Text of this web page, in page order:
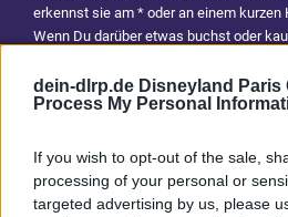
dein-dlrp.de Disneyland Paris
Process My Personal
If you wish to opt-out of the sale,
processing of your personal or
targeted advertising by us, please
erkennst sie am * oder an einem
Wenn Du darüber etwas buchst oder
Du uns, unsere Reiseführer, Tipps und
kostenlos anzubieten. Vielen Dank für
Abonniere jetzt unsere
Parks